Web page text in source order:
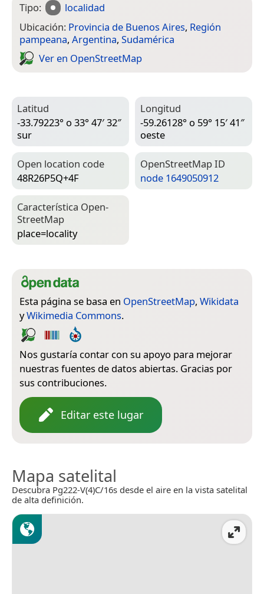
Tipo:
localidad
Ubicación: Provincia de Buenos Aires, Región
pampeana, Argentina, Sudamérica
Ver en Open­Street­Map
Latitud
-33.79223° o 33° 47′ 32″
sur
Longitud
-59.26128° o 59° 15′ 41″
oeste
Open location code
48R26P5Q+4F
Open­Street­Map ID
node 1649050912
Característica Open­
Street­Map
place=­locality
Esta página se basa en OpenStreetMap, Wikidata
yWikimedia Commons.
Nos gustaría contar con su apoyo para mejorar
nuestras fuentes de datos abiertas. Gracias por
sus contribuciones.
Editar este lugar
Mapa satelital
Descubra Pg222-V(4)C/16s desde el aire en la vista satelital
de alta definición.